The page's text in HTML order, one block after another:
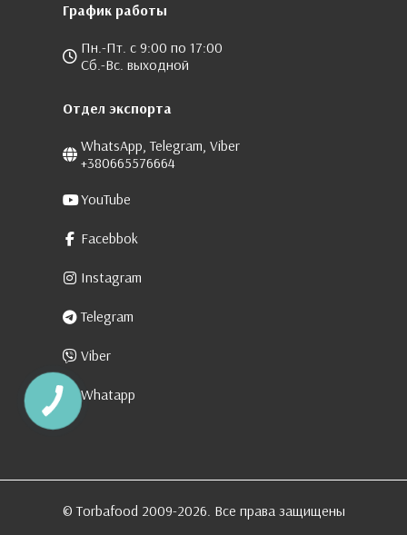
График работы
Пн.-Пт. с 9:00 по 17:00
Сб.-Вс. выходной
Отдел экспорта
WhatsApp, Telegram, Viber
+380665576664
YouTube
Facebbok
Instagram
Telegram
Viber
Whatapp
© Torbafood 2009-2026. Все права защищены